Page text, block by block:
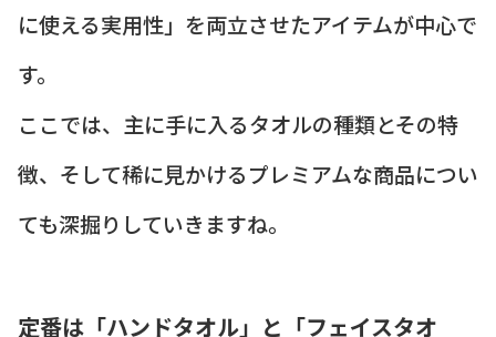
に使える実用性」を両立させたアイテムが中心で
す。
ここでは、主に手に入るタオルの種類とその特
徴、そして稀に見かけるプレミアムな商品につい
ても深掘りしていきますね。
定番は「ハンドタオル」と「フェイスタオ